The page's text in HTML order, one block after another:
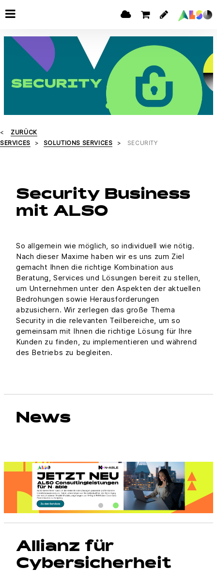
ZURÜCK
SERVICES
SOLUTIONS SERVICES SECURITY
Security Business
mit ALSO
So allgemein wie möglich, so individuell wie nötig.
Nach dieser Maxime haben wir es uns zum Ziel
gemacht Ihnen die richtige Kombination aus
Beratung, Services und Lö­sungen bereit zu stellen,
um Unternehmen unter den As­pekten der aktuellen
Bedrohungen sowie Herausforderun­gen
abzusichern. Wir zerlegen das große Thema
Security in die relevanten Teilbereiche, um so
gemeinsam mit Ihnen die richtige Lösung für Ihre
Kunden zu finden, zu implementie­ren und während
des Betriebs zu begleiten.
News
Allianz für
Cybersicherheit